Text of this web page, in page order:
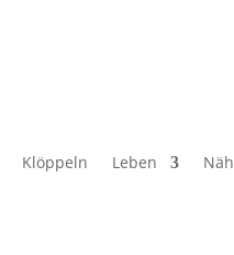
Klöppeln Leben